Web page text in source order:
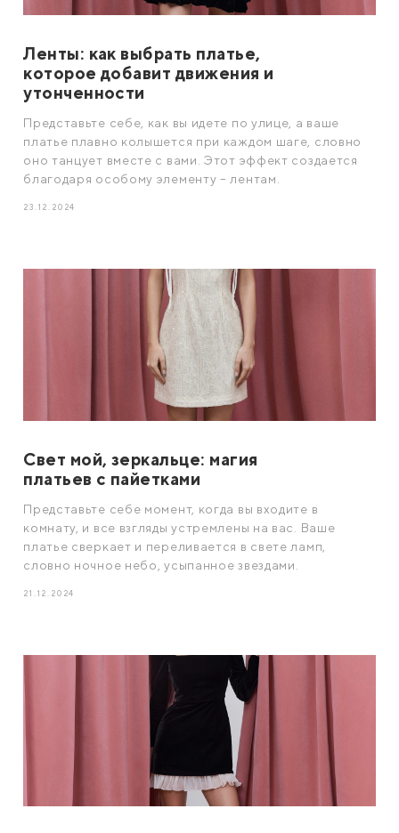
Ленты: как выбрать платье,
которое добавит движения и
утонченности
Представьте себе, как вы идете по улице, а ваше
платье плавно колышется при каждом шаге, словно
оно танцует вместе с вами. Этот эффект создается
благодаря особому элементу – лентам.
23.12.2024
Свет мой, зеркальце: магия
платьев с пайетками
Представьте себе момент, когда вы входите в
комнату, и все взгляды устремлены на вас. Ваше
платье сверкает и переливается в свете ламп,
словно ночное небо, усыпанное звездами.
21.12.2024